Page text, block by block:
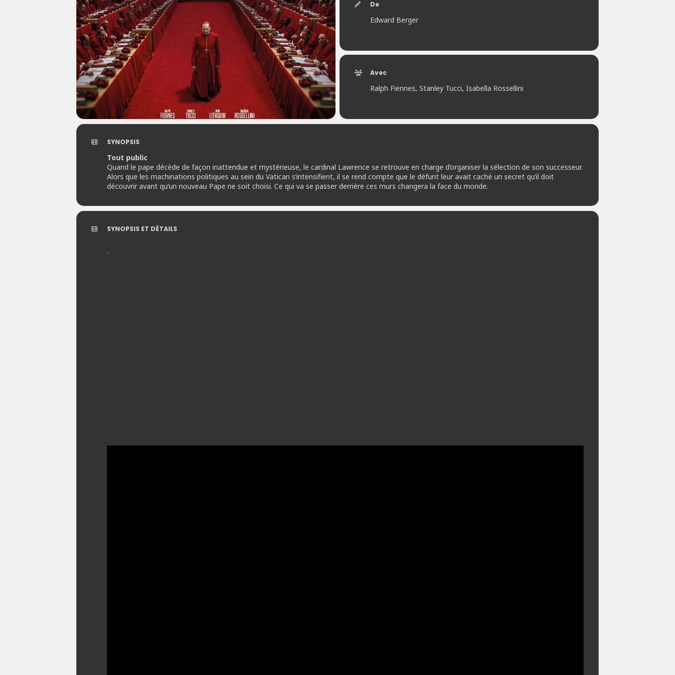
De
Edward Berger
Avec
Ralph Fiennes, Stanley Tucci, Isabella Rossellini
SYNOPSIS
Tout public
Quand le pape décède de façon inattendue et mystérieuse, le cardinal Lawrence se retrouve en charge d’organiser la sélection de son successeur.
Alors que les machinations politiques au sein du Vatican s’intensifient, il se rend compte que le défunt leur avait caché un secret qu’il doit
découvrir avant qu’un nouveau Pape ne soit choisi. Ce qui va se passer derrière ces murs changera la face du monde.
SYNOPSIS ET DÉTAILS
.